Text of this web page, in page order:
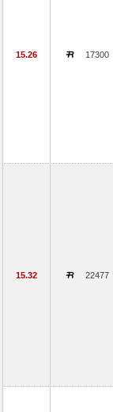
15.26 17300
15.32 22477